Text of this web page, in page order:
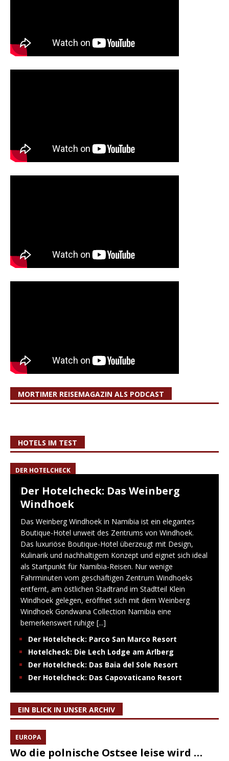
MORTIMER REISEMAGAZIN ALS PODCAST
HOTELS IM TEST
DER HOTELCHECK
Der Hotelcheck: Das Weinberg
Windhoek
Das Weinberg Windhoek in Namibia ist ein elegantes
Boutique-Hotel unweit des Zentrums von Windhoek.
Das luxuriöse Boutique-Hotel überzeugt mit Design,
Kulinarik und nachhaltigem Konzept und eignet sich ideal
als Startpunkt für Namibia-Reisen. Nur wenige
Fahrminuten vom geschäftigen Zentrum Windhoeks
entfernt, am östlichen Stadtrand im Stadtteil Klein
Windhoek gelegen, eröffnet sich mit dem Weinberg
Windhoek Gondwana Collection Namibia eine
bemerkenswert ruhige [...]
Der Hotelcheck: Parco San Marco Resort
Hotelcheck: Die Lech Lodge am Arlberg
Der Hotelcheck: Das Baia del Sole Resort
Der Hotelcheck: Das Capovaticano Resort
EIN BLICK IN UNSER ARCHIV
EUROPA
Wo die polnische Ostsee leise wird …